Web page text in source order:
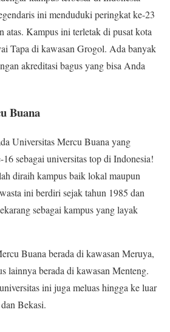
ini menduduki peringkat ke-23
atas. Kampus ini terletak di pusat kota
Tapa di kawasan Grogol. Ada banyak
akreditasi bagus yang bisa Anda
Buana
Universitas Mercu Buana yang
sebagai universitas top di Indonesia!
diraih kampus baik lokal maupun
ini berdiri sejak tahun 1985 dan
sebagai kampus yang layak
Buana berada di kawasan Meruya,
lainnya berada di kawasan Menteng.
ini juga meluas hingga ke luar
Bekasi.